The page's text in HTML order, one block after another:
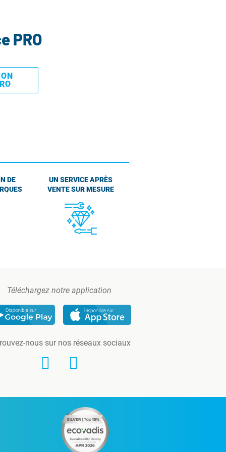
PRO
DE
UN SERVICE APRÈS
VENTE SUR MESURE
Téléchargez notre application
nous sur nos réseaux sociaux